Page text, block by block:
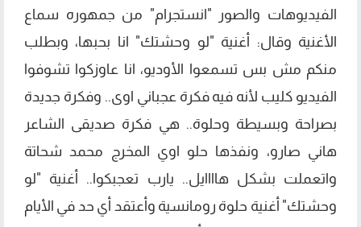
الفيديوهات والصور "انستجرام" من جمهوره سماع
الأغنية وقال: أغنية "لو وحشتك" انا بحبها، وبطلب
منكم مش بس تسمعوا الأوديو، انا عاوزكوا تشوفوا
الفيديو كليب لأنه فيه فكرة عجباني اوى.. وفكرة جديدة
بصراحة وبسيطة وحلوة.. هي فكرة صديقى الشاعر
هاني صارو، ونفذها حلو اوي المخرج محمد شحاتة
واتعملت بشكل هاااايل.. يارب تعجبكوا.. أغنية "لو
وحشتك" أغنية حلوة رومانسية وأعتقد أي حد في الأيام